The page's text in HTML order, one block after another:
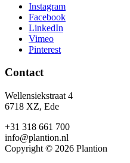
Instagram
Facebook
LinkedIn
Vimeo
Pinterest
Contact
Wellensiekstraat 4
6718 XZ, Ede
+31 318 661 700
info@plantion.nl
Copyright © 2026 Plantion